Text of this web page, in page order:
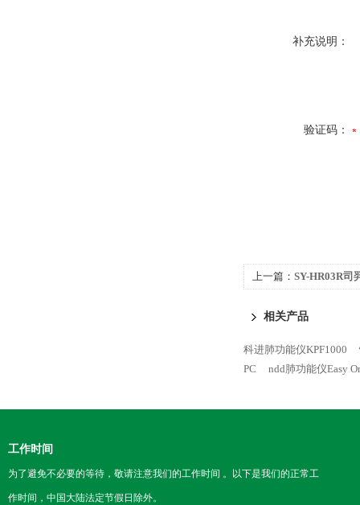
补充说明：
验证码：
上一篇： SY-HR03R司
相关产品
科进肺功能仪KPF1000
PC
ndd肺功能仪Easy
工作时间
为了避免不必要的等待，敬请注意我们的工作时间 。以下是我们的正常工
作时间，中国大陆法定节假日除外。